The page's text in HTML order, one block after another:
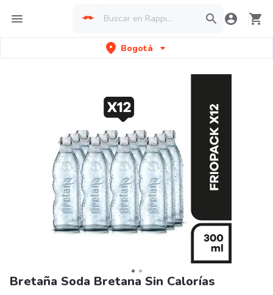
Bogotá
Bretaña Soda Bretana Sin Calorías